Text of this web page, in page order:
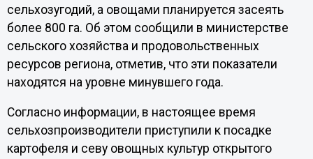
сельхозугодий, а овощами планируется засеять
более 800 га. Об этом сообщили в министерстве
сельского хозяйства и продовольственных
ресурсов региона, отметив, что эти показатели
находятся на уровне минувшего года.
Согласно информации, в настоящее время
сельхозпроизводители приступили к посадке
картофеля и севу овощных культур открытого